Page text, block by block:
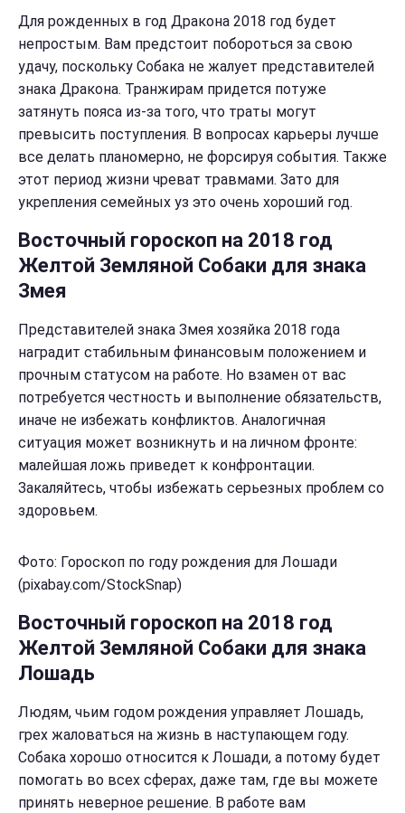
Для рожденных в год Дракона 2018 год будет
непростым. Вам предстоит побороться за свою
удачу, поскольку Собака не жалует представителей
знака Дракона. Транжирам придется потуже
затянуть пояса из-за того, что траты могут
превысить поступления. В вопросах карьеры лучше
все делать планомерно, не форсируя события. Также
этот период жизни чреват травмами. Зато для
укрепления семейных уз это очень хороший год.
Восточный гороскоп на 2018 год
Желтой Земляной Собаки для знака
Змея
Представителей знака Змея хозяйка 2018 года
наградит стабильным финансовым положением и
прочным статусом на работе. Но взамен от вас
потребуется честность и выполнение обязательств,
иначе не избежать конфликтов. Аналогичная
ситуация может возникнуть и на личном фронте:
малейшая ложь приведет к конфронтации.
Закаляйтесь, чтобы избежать серьезных проблем со
здоровьем.
Фото: Гороскоп по году рождения для Лошади
(pixabay.com/StockSnap)
Восточный гороскоп на 2018 год
Желтой Земляной Собаки для знака
Лошадь
Людям, чьим годом рождения управляет Лошадь,
грех жаловаться на жизнь в наступающем году.
Собака хорошо относится к Лошади, а потому будет
помогать во всех сферах, даже там, где вы можете
принять неверное решение. В работе вам